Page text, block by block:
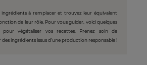
ingrédients à remplacer et trouvez leur équivalent
de leur rôle. Pour vous guider, voici quelques
pour végétaliser vos recettes. Prenez soin de
des ingrédients issus d’une production responsable !